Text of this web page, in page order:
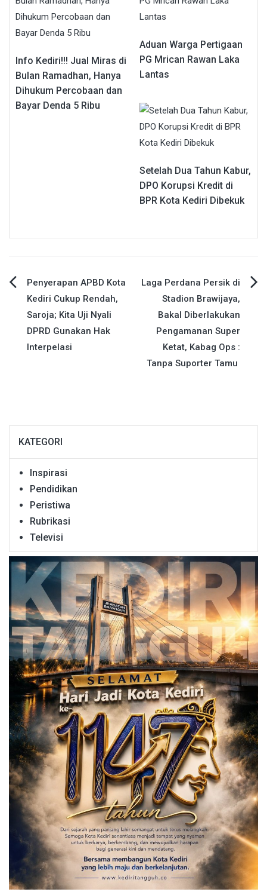
Info Kediri!!! Jual Miras di
Bulan Ramadhan, Hanya
Dihukum Percobaan dan
Bayar Denda 5 Ribu
Aduan Warga Pertigaan
PG Mrican Rawan Laka
Lantas
Setelah Dua Tahun Kabur,
DPO Korupsi Kredit di
BPR Kota Kediri Dibekuk
Navigasi
pos
Penyerapan APBD Kota
Kediri Cukup Rendah,
Saroja; Kita Uji Nyali
DPRD Gunakan Hak
Interpelasi
Laga Perdana Persik di
Stadion Brawijaya,
Bakal Diberlakukan
Pengamanan Super
Ketat, Kabag Ops :
Tanpa Suporter Tamu
KATEGORI
Inspirasi
Pendidikan
Peristiwa
Rubrikasi
Televisi